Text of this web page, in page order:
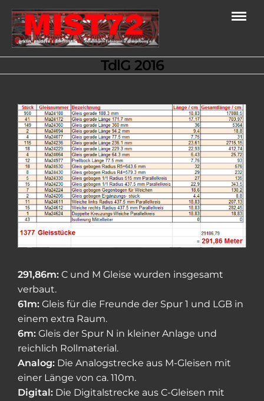
TdlG 2016
291,86m: C und M Gleise wurden insgesamt
verbaut.
61m: Gleis für die Freunde der Spur 1 und LGB in
einem extra Raum.
6m: Gleis der Spur N in kleiner Anlage und
reichlich Rollmaterial.
Analog: Die Analogstrecke aus M-Gleisen mit
einer Länge von ca. 110m.
Digital: Die Digitalstrecke aus C-Gleisen mit